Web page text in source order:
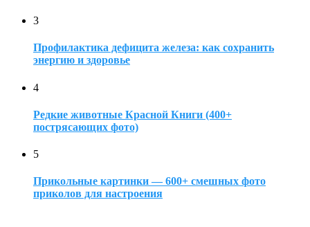
3
Профилактика дефицита железа: как сохранить
энергию и здоровье
4
Редкие животные Красной Книги (400+
пострясающих фото)
5
Прикольные картинки — 600+ смешных фото
приколов для настроения